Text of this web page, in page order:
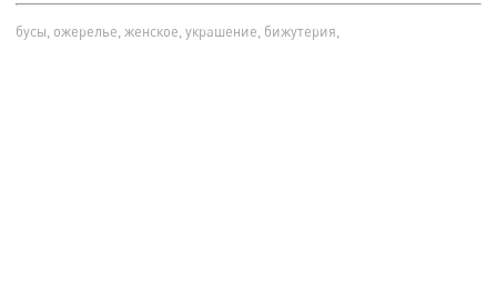
бусы, ожерелье, женское, украшение, бижутерия,